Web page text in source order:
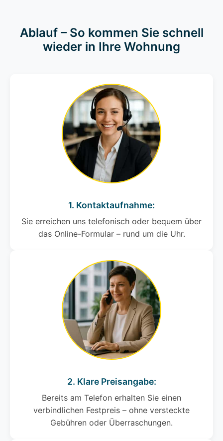
Ablauf – So kommen Sie schnell
wieder in Ihre Wohnung
1. Kontaktaufnahme:
Sie erreichen uns telefonisch oder bequem über
das Online-Formular – rund um die Uhr.
2. Klare Preisangabe:
Bereits am Telefon erhalten Sie einen
verbindlichen Festpreis – ohne versteckte
Gebühren oder Überraschungen.